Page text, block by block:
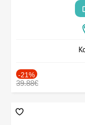
-21%
39.88€